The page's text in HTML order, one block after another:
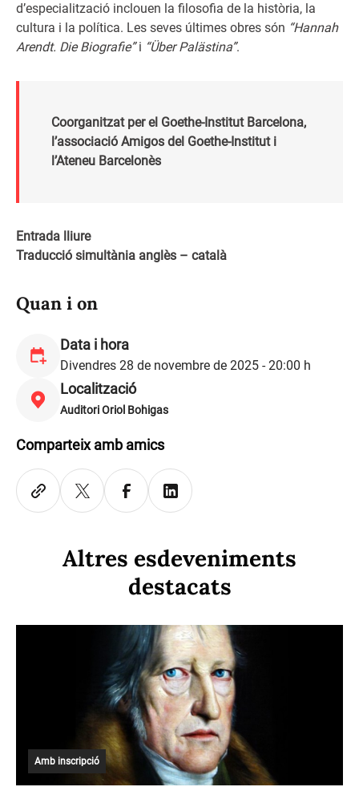
d’especialització inclouen la filosofia de la història, la
cultura i la política. Les seves últimes obres són “Hannah
Arendt. Die Biografie”i “Über Palästina”.
Coorganitzat per el Goethe-Institut Barcelona,
l’associació Amigos del Goethe-Institut i
l’Ateneu Barcelonès
Entrada lliure
Traducció simultània anglès – català
Quan i on
Data i hora
Divendres 28 de novembre de 2025 - 20:00 h
Localització
Auditori Oriol Bohigas
Comparteix amb amics
Altres esdeveniments
destacats
Amb inscripció